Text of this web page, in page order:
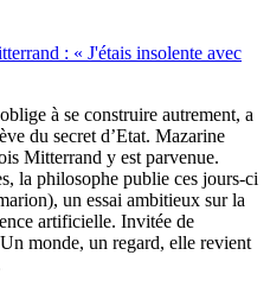
: « J'étais insolente avec
à se construire autrement, a
du secret d’Etat. Mazarine
Mitterrand y est parvenue.
la philosophe publie ces jours-ci
un essai ambitieux sur la
artificielle. Invitée de
monde, un regard, elle revient